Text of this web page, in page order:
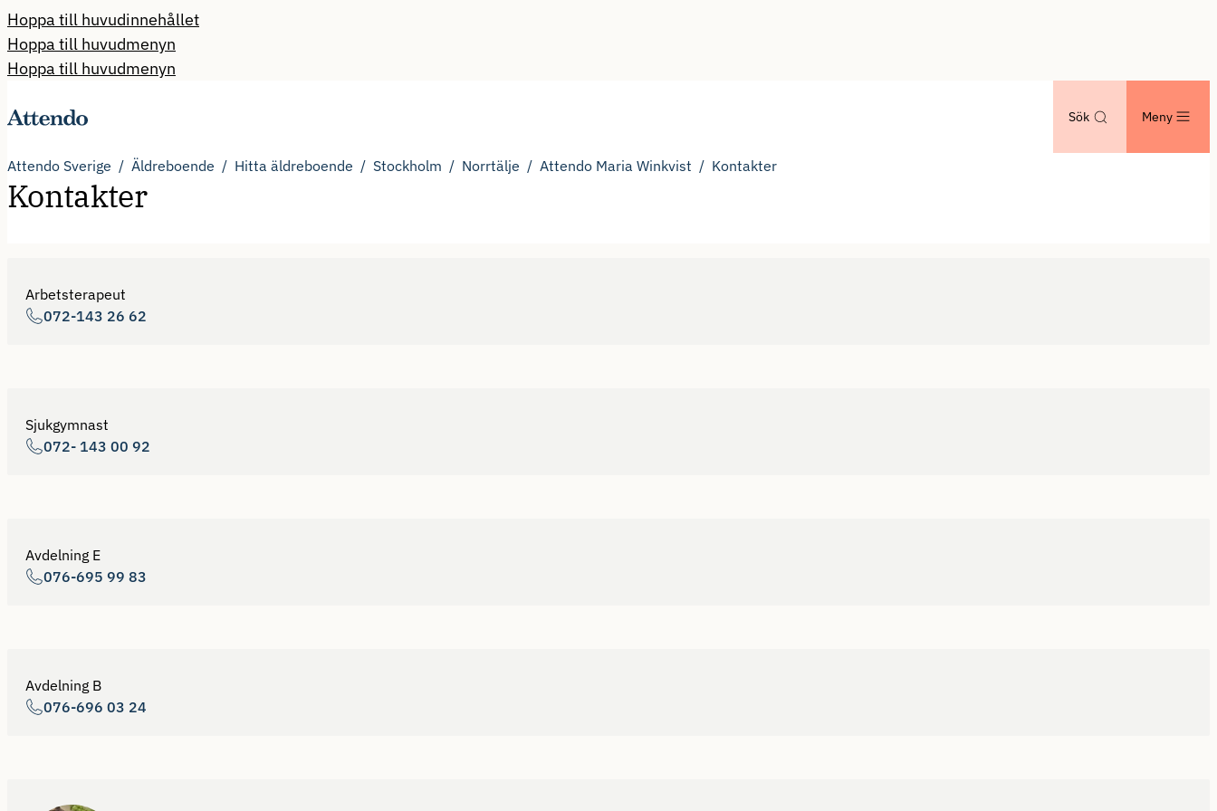
Hoppa till huvudinnehållet
Hoppa till huvudmenyn
Hoppa till huvudmenyn
Sök Meny
Attendo Sverige Äldreboende Hitta äldreboende Stockholm Norrtälje Attendo Maria Winkvist Kontakter
Kontakter
Arbetsterapeut
072-143 26 62
Sjukgymnast
072- 143 00 92
Avdelning E
076-695 99 83
Avdelning B
076-696 03 24